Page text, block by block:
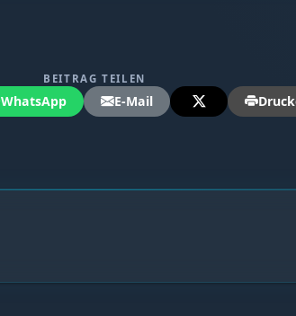
BEITRAG TEILEN
WhatsApp E-Mail